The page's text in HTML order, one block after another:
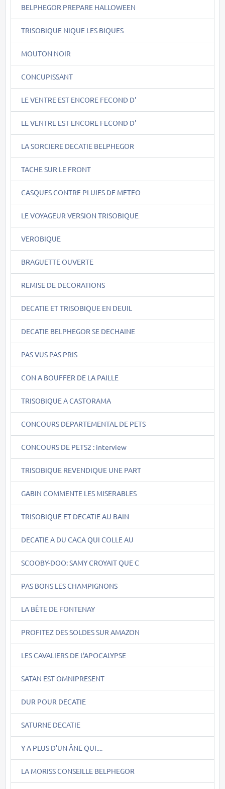
BELPHEGOR PREPARE HALLOWEEN
TRISOBIQUE NIQUE LES BIQUES
MOUTON NOIR
CONCUPISSANT
LE VENTRE EST ENCORE FECOND D'
LE VENTRE EST ENCORE FECOND D'
LA SORCIERE DECATIE BELPHEGOR
TACHE SUR LE FRONT
CASQUES CONTRE PLUIES DE METEO
LE VOYAGEUR VERSION TRISOBIQUE
VEROBIQUE
BRAGUETTE OUVERTE
REMISE DE DECORATIONS
DECATIE ET TRISOBIQUE EN DEUIL
DECATIE BELPHEGOR SE DECHAINE
PAS VUS PAS PRIS
CON A BOUFFER DE LA PAILLE
TRISOBIQUE A CASTORAMA
CONCOURS DEPARTEMENTAL DE PETS
CONCOURS DE PETS2 : interview
TRISOBIQUE REVENDIQUE UNE PART
GABIN COMMENTE LES MISERABLES
TRISOBIQUE ET DECATIE AU BAIN
DECATIE A DU CACA QUI COLLE AU
SCOOBY-DOO: SAMY CROYAIT QUE C
PAS BONS LES CHAMPIGNONS
LA BÊTE DE FONTENAY
PROFITEZ DES SOLDES SUR AMAZON
LES CAVALIERS DE L'APOCALYPSE
SATAN EST OMNIPRESENT
DUR POUR DECATIE
SATURNE DECATIE
Y A PLUS D'UN ÂNE QUI....
LA MORISS CONSEILLE BELPHEGOR